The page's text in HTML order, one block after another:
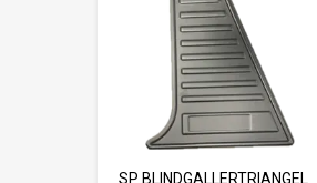
SP BLINDGALLERTRIANGEL